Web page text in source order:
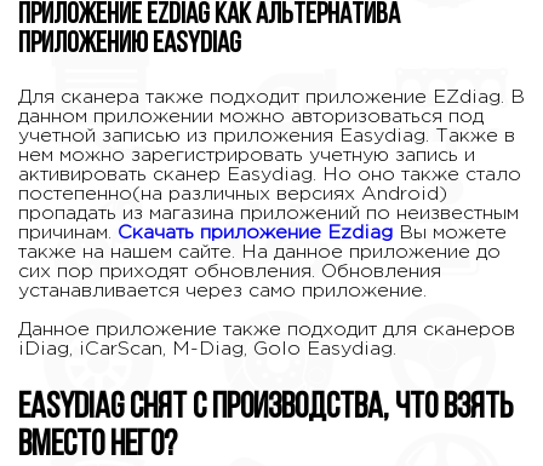
Приложение EZdiag как альтернатива
приложению Easydiag
Для сканера также подходит приложение EZdiag. В
данном приложении можно авторизоваться под
учетной записью из приложения Easydiag. Также в
нем можно зарегистрировать учетную запись и
активировать сканер Easydiag. Но оно также стало
постепенно(на различных версиях Android)
пропадать из магазина приложений по неизвестным
причинам. Скачать приложение Ezdiag Вы можете
также на нашем сайте. На данное приложение до
сих пор приходят обновления. Обновления
устанавливается через само приложение.
Данное приложение также подходит для сканеров
iDiag, iCarScan, M-Diag, Golo Easydiag.
Easydiag снят с производства, что взять
вместо него?